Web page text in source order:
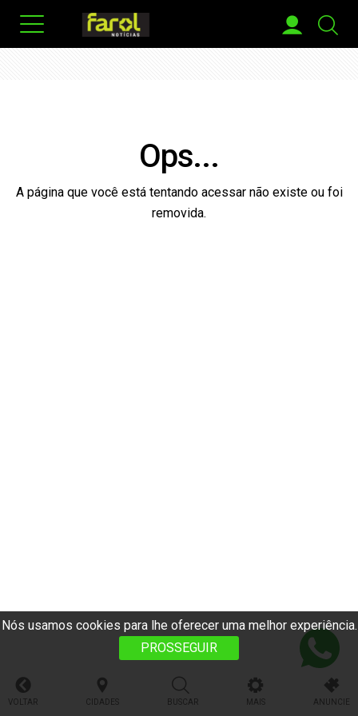
Nós usamos cookies para lhe oferecer uma melhor experiência.
PROSSEGUIR
Ops...
A página que você está tentando acessar não existe ou foi
removida.
VOLTAR CIDADES BUSCAR MAIS ANUNCIE